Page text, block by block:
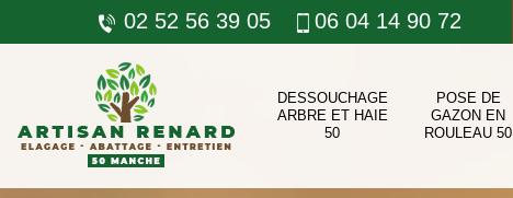
02 52 56 39 05 06 04 14 90 72
DESSOUCHAGE
ARBRE ET HAIE
50
POSE DE
GAZON EN
ROULEAU 50